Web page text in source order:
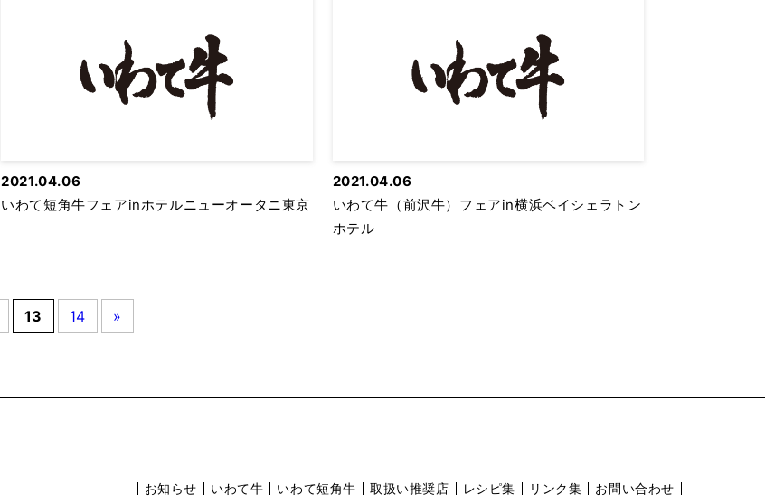
2021.04.06
いわて短角牛フェアinホテルニューオータニ東京
2021.04.06
いわて牛（前沢牛）フェアin横浜ベイシェラトン
ホテル
13 14 »
お知らせ いわて牛 いわて短角牛 取扱い推奨店 レシピ集 リンク集 お問い合わせ